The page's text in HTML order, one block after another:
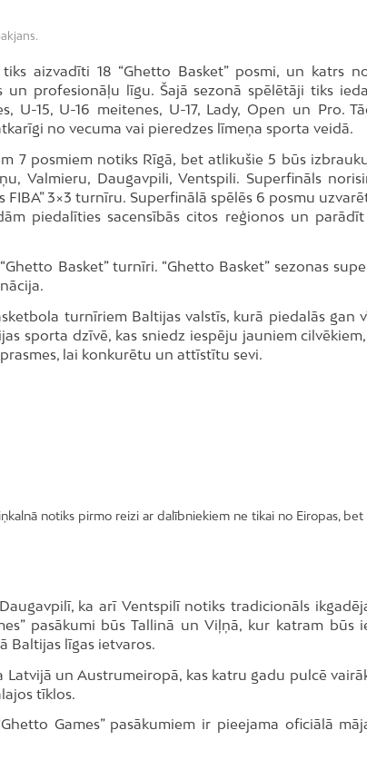
aizvadīti 18 “Ghetto Basket” posmi, un katrs
un profesionāļu līgu. Šajā sezonā spēlētāji tiks
U-15, U-16 meitenes, U-17, Lady, Open un Pro.
no vecuma vai pieredzes līmeņa sporta veidā.
7 posmiem notiks Rīgā, bet atlikušie 5 būs
Valmieru, Daugavpili, Ventspili. Superfināls
3×3 turnīru. Superfinālā spēlēs 6 posmu
piedalīties sacensībās citos reģionos un parādīt
Basket” turnīri. “Ghetto Basket” sezonas
turnīriem Baltijas valstīs, kurā piedalās gan
sporta dzīvē, kas sniedz iespēju jauniem
lai konkurētu un attīstītu sevi.
notiks pirmo reizi ar dalībniekiem ne tikai no Eiropas, bet
ka arī Ventspilī notiks tradicionāls
pasākumi būs Tallinā un Viļņā, kur katram būs
Baltijas līgas ietvaros.
un Austrumeiropā, kas katru gadu pulcē
tīklos.
Games” pasākumiem ir pieejama oficiālā